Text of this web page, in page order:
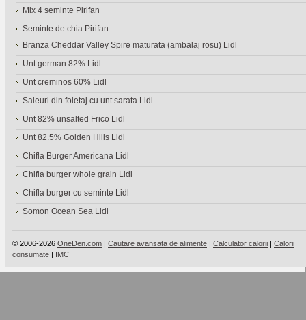
Mix 4 seminte Pirifan
Seminte de chia Pirifan
Branza Cheddar Valley Spire maturata (ambalaj rosu) Lidl
Unt german 82% Lidl
Unt creminos 60% Lidl
Saleuri din foietaj cu unt sarata Lidl
Unt 82% unsalted Frico Lidl
Unt 82.5% Golden Hills Lidl
Chifla Burger Americana Lidl
Chifla burger whole grain Lidl
Chifla burger cu seminte Lidl
Somon Ocean Sea Lidl
© 2006-2026 OneDen.com | Cautare avansata de alimente | Calculator calorii | Calorii
consumate | IMC